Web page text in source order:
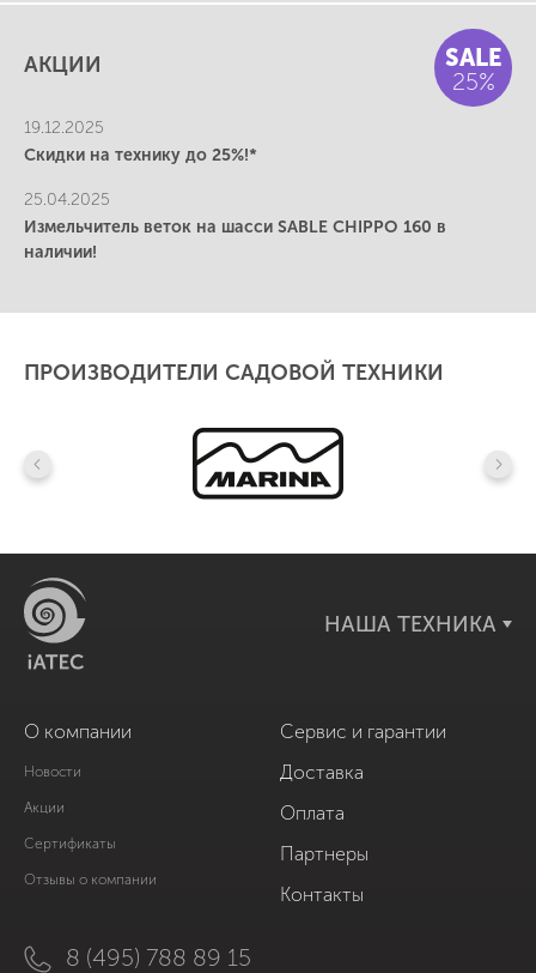
АКЦИИ
SALE
25%
19.12.2025
Скидки на технику до 25%!*
25.04.2025
Измельчитель веток на шасси SABLE CHIPPO 160 в
наличии!
ПРОИЗВОДИТЕЛИ САДОВОЙ ТЕХНИКИ
НАША ТЕХНИКА
О компании
Новости
Акции
Сертификаты
Отзывы о компании
Сервис и гарантии
Доставка
Оплата
Партнеры
Контакты
8 (495) 788 89 15